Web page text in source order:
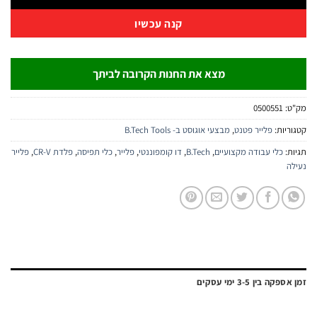
קנה עכשיו
מצא את החנות הקרובה לביתך
פלייר פטנט ,מבצעי אוגוסט ב- B.Tech Tools
עבודה מקצועיים,
B.Tech
,דו קומפוננטי, פלייר,כלי תפיסה ,פלדת CR-V ,פלייר
5 ימי עסקים